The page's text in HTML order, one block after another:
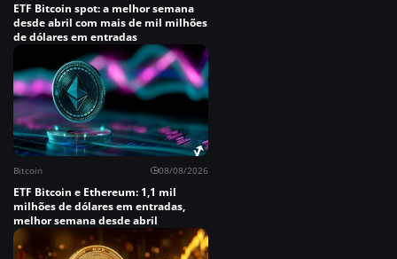
ETF Bitcoin spot: a melhor semana
desde abril com mais de mil milhões
de dólares em entradas
Bitcoin 08/08/2026
ETF Bitcoin e Ethereum: 1,1 mil
milhões de dólares em entradas,
melhor semana desde abril